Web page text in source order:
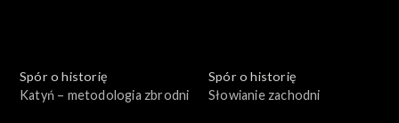
Spór o historię
Katyń – metodologia zbrodni
Spór o historię
Słowianie zachodni